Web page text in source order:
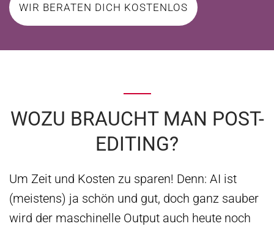
WIR BERATEN DICH KOSTENLOS
WOZU BRAUCHT MAN POST-
EDITING?
Um Zeit und Kosten zu sparen! Denn: AI ist
(meistens) ja schön und gut, doch ganz sauber
wird der maschinelle Output auch heute noch